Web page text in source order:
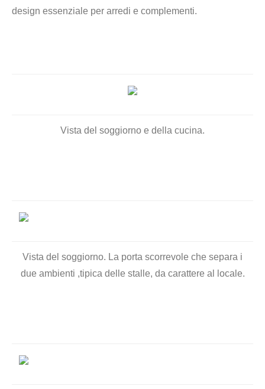
design essenziale per arredi e complementi.
Vista del soggiorno e della cucina.
Vista del soggiorno. La porta scorrevole che separa i
due ambienti ,tipica delle stalle, da carattere al locale.